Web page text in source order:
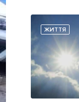
ЖИТТЯ